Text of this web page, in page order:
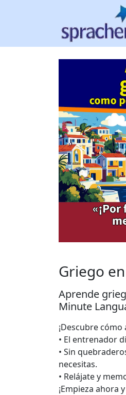
Griego
Aprende
Minute
¡Descubre
• El entrenador
• Sin
necesitas.
• Relájate y
¡Empieza ahora